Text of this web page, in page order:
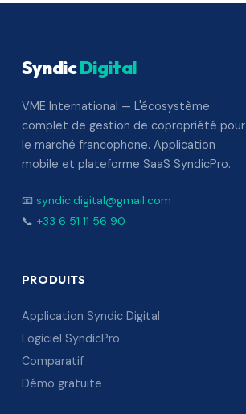
SyndicDigital
VME International — L'écosystème
complet de gestion de copropriété pour
le marché francophone. Application
mobile et plateforme SaaS SyndicPro.
📧 syndic.digital@gmail.com
📞 +33 6 51 11 56 90
PRODUITS
Application Syndic Digital
Logiciel SyndicPro
Comparatif
Démo gratuite